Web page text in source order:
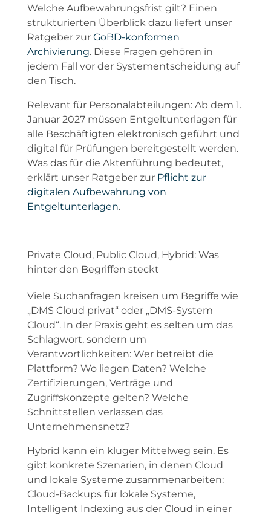
Welche Aufbewahrungsfrist gilt? Einen
strukturierten Überblick dazu liefert unser
Ratgeber zur GoBD-konformen
Archivierung. Diese Fragen gehören in
jedem Fall vor der Systementscheidung auf
den Tisch.
Relevant für Personalabteilungen: Ab dem 1.
Januar 2027 müssen Entgeltunterlagen für
alle Beschäftigten elektronisch geführt und
digital für Prüfungen bereitgestellt werden.
Was das für die Aktenführung bedeutet,
erklärt unser Ratgeber zur Pflicht zur
digitalen Aufbewahrung von
Entgeltunterlagen.
Private Cloud, Public Cloud, Hybrid: Was
hinter den Begriffen steckt
Viele Suchanfragen kreisen um Begriffe wie
„DMS Cloud privat“ oder „DMS-System
Cloud“. In der Praxis geht es selten um das
Schlagwort, sondern um
Verantwortlichkeiten: Wer betreibt die
Plattform? Wo liegen Daten? Welche
Zertifizierungen, Verträge und
Zugriffskonzepte gelten? Welche
Schnittstellen verlassen das
Unternehmensnetz?
Hybrid kann ein kluger Mittelweg sein. Es
gibt konkrete Szenarien, in denen Cloud
und lokale Systeme zusammenarbeiten:
Cloud-Backups für lokale Systeme,
Intelligent Indexing aus der Cloud in einer